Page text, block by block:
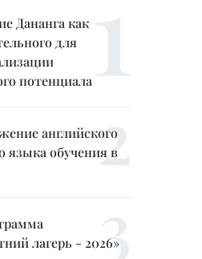
Дананга как
для
потенциала
английского
языка обучения в
лагерь - 2026»